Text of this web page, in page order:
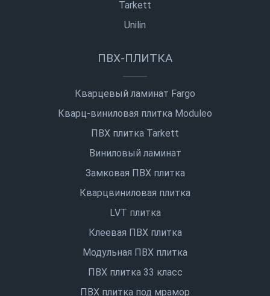
Tarkett
Unilin
ПВХ-ПЛИТКА
Кварцевый ламинат Fargo
Кварц-виниловая плитка Moduleo
ПВХ плитка Tarkett
Виниловый ламинат
Замковая ПВХ плитка
Кварцвиниловая плитка
LVT плитка
Клеевая ПВХ плитка
Модульная ПВХ плитка
ПВХ плитка 33 класс
ПВХ плитка под мрамор